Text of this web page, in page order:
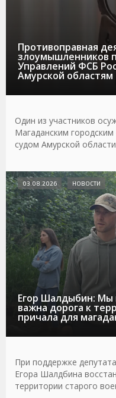
Противоправная
злоумышленников
Управлений ФСБ
Амурской областям
Один из участников
Магаданским
судом Амурской
Егор Шалдыбин: Мы
важна дорога к
причала для
03.08.2026 НОВОСТИ
При поддержке
Егора Шалдбина
территории старого